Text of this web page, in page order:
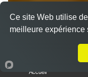
Accueil
Ce site Web utilise
meilleure expérience